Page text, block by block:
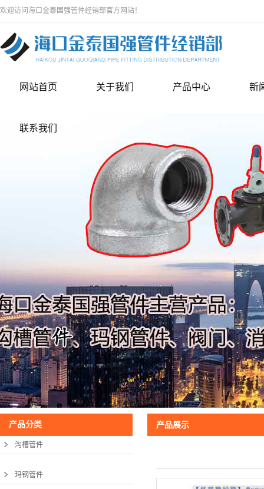
欢迎访问海口金泰国强管件经销部官方网站！
网站首页 关于我们 产品中心 新
联系我们
产品分类
沟槽管件
玛钢管件
产品展示